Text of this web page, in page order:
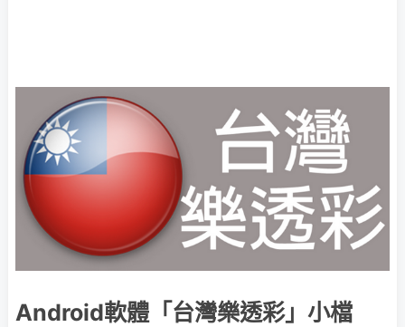
Android軟體「台灣樂透彩」小檔